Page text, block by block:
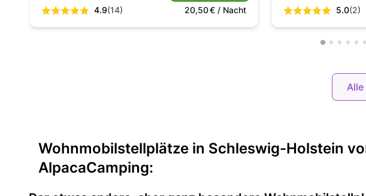
4.9(14)
20,50€ / Nacht 5.0(2)
Wohnmobilstellplätze in Schleswig-Holstein
AlpacaCamping: